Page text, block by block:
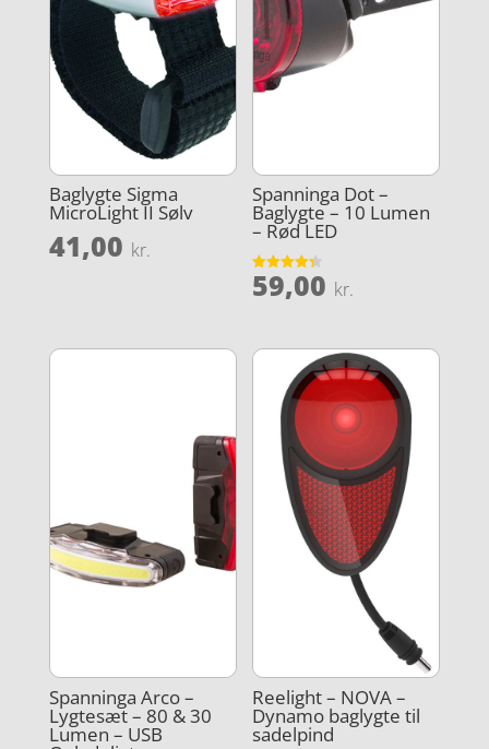
Baglygte Sigma
MicroLight II Sølv
41,00 kr.
Spanninga Dot –
Baglygte – 10 Lumen
– Rød LED
Vurderet
4.3
59,00 kr.
Spanninga Arco –
Lygtesæt – 80 & 30
Lumen – USB
Reelight – NOVA –
Dynamo baglygte til
sadelpind